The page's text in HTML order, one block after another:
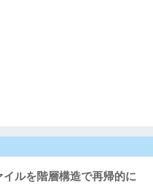
ルを階層構造で再帰的に